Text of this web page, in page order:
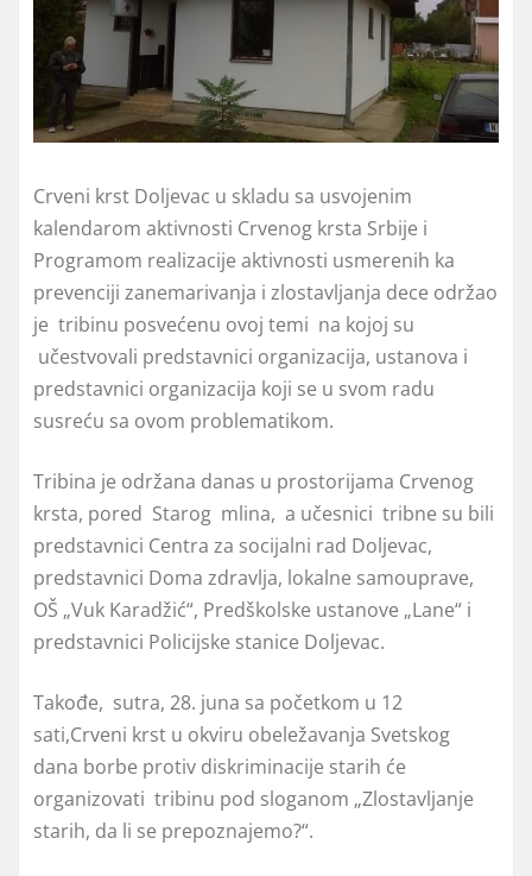
Crveni krst Doljevac u skladu sa usvojenim
kalendarom aktivnosti Crvenog krsta Srbije i
Programom realizacije aktivnosti usmerenih ka
prevenciji zanemarivanja i zlostavljanja dece održao
je tribinu posvećenu ovoj temi na kojoj su
učestvovali predstavnici organizacija, ustanova i
predstavnici organizacija koji se u svom radu
susreću sa ovom problematikom.
Tribina je održana danas u prostorijama Crvenog
krsta, pored Starog mlina, a učesnici tribne su bili
predstavnici Centra za socijalni rad Doljevac,
predstavnici Doma zdravlja, lokalne samouprave,
OŠ „Vuk Karadžić“, Predškolske ustanove „Lane“ i
predstavnici Policijske stanice Doljevac.
Takođe, sutra, 28. juna sa početkom u 12
sati,Crveni krst u okviru obeležavanja Svetskog
dana borbe protiv diskriminacije starih će
organizovati tribinu pod sloganom „Zlostavljanje
starih, da li se prepoznajemo?“.